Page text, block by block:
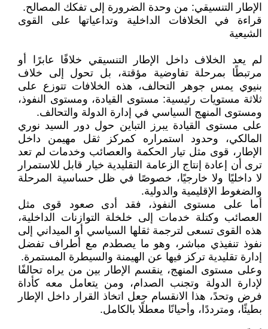
الإطار التنسيقي: من وحدة الضرورة إلى تفكك المصالح.
قراءة في الخلافات الداخلية وتداعياتها على القوى
الشيعية
لم يعد الخلاف داخل الإطار التنسيقي خلافًا عابرًا أو
مرتبطًا بمرحلة تفاوضية مؤقتة، بل تحول إلى خلاف
بنيوي يمس جوهر التحالف، هذه الخلافات تتوزع على
ثلاثة مستويات رئيسية: مستوى القيادة، ومستوى النفوذ،
ومستوى المنهج السياسي في إدارة الدولة والتحالف.
على مستوى القيادة يبرز التباين حول دور السيد نوري
المالكي، وحدود استمراره كمركز ثقل مهيمن داخل
الإطار، قوى مثل تيار الحكمة والعصائب وخدمات لم تعد
ترى أن إعادة إنتاج الزعامة التقليدية خيار قابل للاستمرار
لا داخليًا ولا خارجيًا، خصوصًا في ظل حساسية المرحلة
والضغوط الإقليمية والدولية.
أما على مستوى النفوذ، فقد أدى صعود قوى مثل
العصائب وكتلة خدمات إلى خلخلة التوازنات الداخلية،
هذه القوى تسعى لترجمة ثقلها السياسي أو الميداني إلى
نفوذ تنفيذي مباشر، وهو ما يصطدم مع أطراف تفضل
إدارة تقليدية تركز فيها عن الهيمنة والسيطرة المستمرة.
وعلى مستوى المنهج، ينقسم الإطار بين من يراه تحالفًا
لإدارة الدولة وتجنب الصدام، ومن يتعامل معه كأداة
فرض وتحدً، هذا الانقسام جعل اتخاذ القرار داخل الإطار
بطيئًا، ومترددًا، وأحيانًا معطلًا بالكامل.